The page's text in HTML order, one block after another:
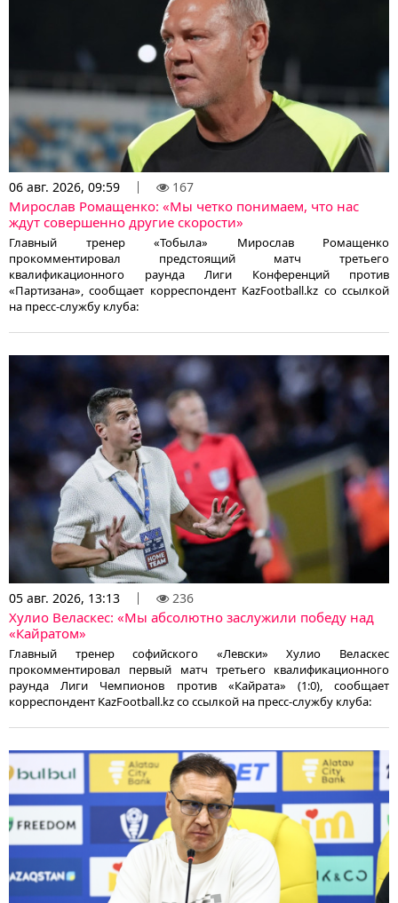
06 авг. 2026, 09:59 167
Мирослав Ромащенко: «Мы четко понимаем, что нас
ждут совершенно другие скорости»
Главный тренер «Тобыла» Мирослав Ромащенко
прокомментировал предстоящий матч третьего
квалификационного раунда Лиги Конференций против
«Партизана», сообщает корреспондент KazFootball.kz со ссылкой
на пресс-службу клуба:
05 авг. 2026, 13:13 236
Хулио Веласкес: «Мы абсолютно заслужили победу над
«Кайратом»
Главный тренер софийского «Левски» Хулио Веласкес
прокомментировал первый матч третьего квалификационного
раунда Лиги Чемпионов против «Кайрата» (1:0), сообщает
корреспондент KazFootball.kz со ссылкой на пресс-службу клуба: